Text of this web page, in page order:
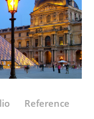
Reference